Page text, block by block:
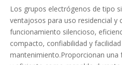
Los grupos electrógenos de tipo
ventajosos para uso residencial y
funcionamiento silencioso,
compacto, confiabilidad y
mantenimiento.Proporcionan una